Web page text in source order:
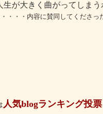
生が大きく曲がってしま
・・・・内容に賛同してくださっ
人気blogランキング投票